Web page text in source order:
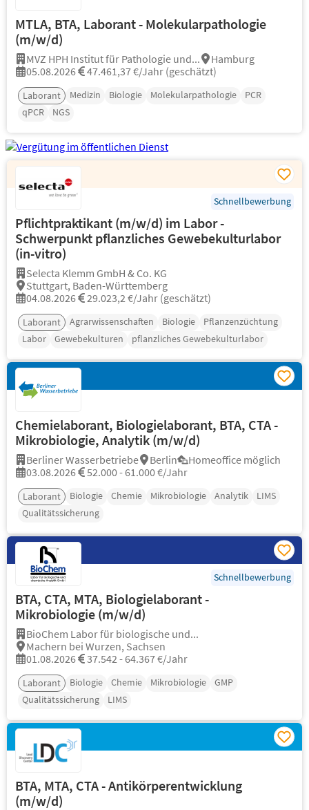
MTLA, BTA, Laborant - Molekularpathologie
(m/w/d)
MVZ HPH Institut für Pathologie und...
Hamburg
05.08.2026
47.461,37 €/Jahr (geschätzt)
Laborant Medizin Biologie Molekularpathologie
PCR
qPCR
NGS
Schnellbewerbung
Pflichtpraktikant (m/w/d) im Labor -
Schwerpunkt pflanzliches Gewebekulturlabor
(in-vitro)
Selecta Klemm GmbH & Co. KG
Stuttgart, Baden-Württemberg
04.08.2026
29.023,2 €/Jahr (geschätzt)
Laborant Agrarwissenschaften Biologie
Pflanzenzüchtung
Labor
Gewebekulturen pflanzliches Gewebekulturlabor
Chemielaborant, Biologielaborant, BTA, CTA -
Mikrobiologie, Analytik (m/w/d)
Berliner Wasserbetriebe Berlin
Homeoffice möglich
03.08.2026
52.000 - 61.000 €/Jahr
Laborant Biologie Chemie Mikrobiologie Analytik
LIMS
Qualitätssicherung
Schnellbewerbung
BTA, CTA, MTA, Biologielaborant -
Mikrobiologie (m/w/d)
BioChem Labor für biologische und...
Machern bei Wurzen, Sachsen
01.08.2026
37.542 - 64.367 €/Jahr
Laborant Biologie Chemie Mikrobiologie
GMP
Qualitätssicherung
LIMS
BTA, MTA, CTA - Antikörperentwicklung
(m/w/d)